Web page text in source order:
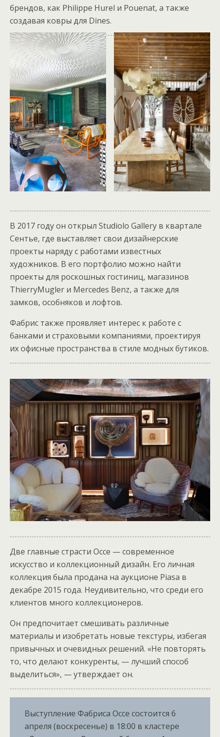
брендов, как Philippe Hurel и Pouenat, а также
создавая ковры для Dines.
В 2017 году он открыл Studiolo Gallery в квартале
Сентье, где выставляет свои дизайнерские
проекты наряду с работами известных
художников. В его портфолио можно найти
проекты для роскошных гостиниц, магазинов
ThierryMugler и Mercedes Benz, а также для
замков, особняков и лофтов.
Фабрис также проявляет интерес к работе с
банками и страховыми компаниями, проектируя
их офисные пространства в стиле модных бутиков.
Две главные страсти Оссе — современное
искусство и коллекционный дизайн. Его личная
коллекция была продана на аукционе Piasa в
декабре 2015 года. Неудивительно, что среди его
клиентов много коллекционеров.
Он предпочитает смешивать различные
материалы и изобретать новые текстуры, избегая
привычных и очевидных решений. «Не повторять
то, что делают конкуренты, — лучший способ
выделиться», — утверждает он.
Выступление Фабриса Оссе состоится 6
апреля (воскресенье) в 18:00 в кластере